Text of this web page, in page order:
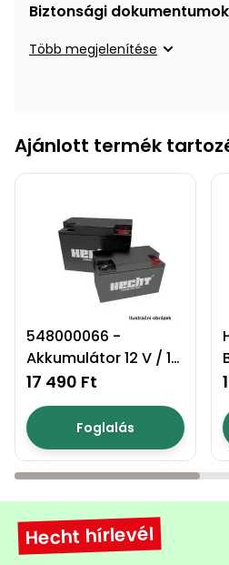
Biztonsági dokumentumok
Több megjelenítése
Ajánlott termék
548000066 -
Akkumulátor 12 V / 12
Ah
17 490 Ft
Foglalás
Hecht hírlevél